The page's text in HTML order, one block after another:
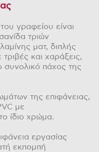
γραφείου είναι
τριών
ματ, διπλής
και χαράξεις,
συνολικό πάχος της
της επιφάνειας,
με
ίδιο χρώμα.
εργασίας
εκπομπή